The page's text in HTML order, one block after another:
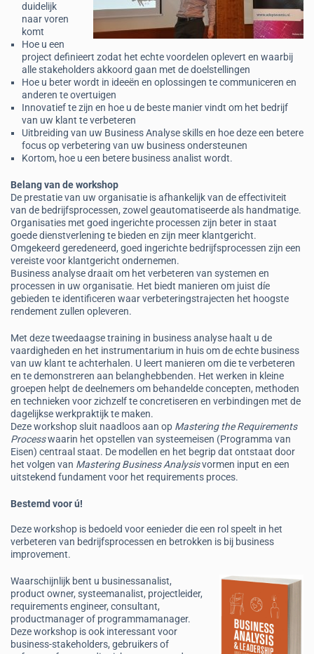
duidelijk
naar voren
komt
Hoe u een
project definieert zodat het echte voordelen oplevert en waarbij
alle stakeholders akkoord gaan met de doelstellingen
Hoe u beter wordt in ideeën en oplossingen te communiceren en
anderen te overtuigen
Innovatief te zijn en hoe u de beste manier vindt om het bedrijf
van uw klant te verbeteren
Uitbreiding van uw Business Analyse skills en hoe deze een betere
focus op verbetering van uw business ondersteunen
Kortom, hoe u een betere business analist wordt.
Belang van de workshop
De prestatie van uw organisatie is afhankelijk van de effectiviteit
van de bedrijfsprocessen, zowel geautomatiseerde als handmatige.
Organisaties met goed ingerichte processen zijn beter in staat
goede dienstverlening te bieden en zijn meer klantgericht.
Omgekeerd geredeneerd, goed ingerichte bedrijfsprocessen zijn een
vereiste voor klantgericht ondernemen.
Business analyse draait om het verbeteren van systemen en
processen in uw organisatie. Het biedt manieren om juist díe
gebieden te identificeren waar verbeteringstrajecten het hoogste
rendement zullen opleveren.
Met deze tweedaagse training in business analyse haalt u de
vaardigheden en het instrumentarium in huis om de echte business
van uw klant te achterhalen. U leert manieren om die te verbeteren
en te demonstreren aan belanghebbenden. Het werken in kleine
groepen helpt de deelnemers om behandelde concepten, methoden
en technieken voor zichzelf te concretiseren en verbindingen met de
dagelijkse werkpraktijk te maken.
Deze workshop sluit naadloos aan op Mastering the Requirements
Processwaarin het opstellen van systeemeisen (Programma van
Eisen) centraal staat. De modellen en het begrip dat ontstaat door
het volgen van Mastering Business Analysisvormen input en een
uitstekend fundament voor het requirements proces.
Bestemd voor ú!
Deze workshop is bedoeld voor eenieder die een rol speelt in het
verbeteren van bedrijfsprocessen en betrokken is bij business
improvement.
Waarschijnlijk bent u businessanalist,
product owner, systeemanalist, projectleider,
requirements engineer, consultant,
productmanager of programmamanager.
Deze workshop is ook interessant voor
business-stakeholders, gebruikers of